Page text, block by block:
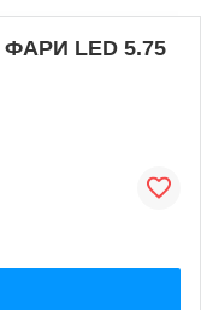
ФАРИ LED 5.75